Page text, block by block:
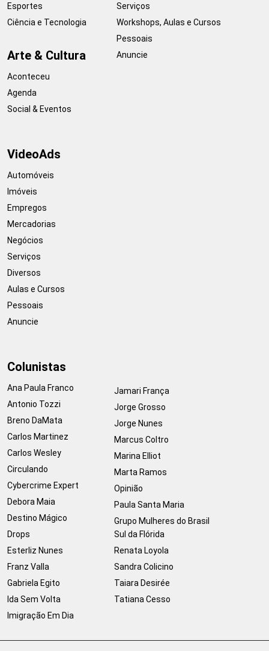
Esportes
Ciência e Tecnologia
Arte & Cultura
Aconteceu
Agenda
Social & Eventos
Serviços
Workshops, Aulas e Cursos
Pessoais
Anuncie
VideoAds
Automóveis
Imóveis
Empregos
Mercadorias
Negócios
Serviços
Diversos
Aulas e Cursos
Pessoais
Anuncie
Colunistas
Ana Paula Franco
Antonio Tozzi
Breno DaMata
Carlos Martinez
Carlos Wesley
Circulando
Cybercrime Expert
Debora Maia
Destino Mágico
Drops
Esterliz Nunes
Franz Valla
Gabriela Egito
Ida Sem Volta
Imigração Em Dia
Jamari França
Jorge Grosso
Jorge Nunes
Marcus Coltro
Marina Elliot
Marta Ramos
Opinião
Paula Santa Maria
Grupo Mulheres do Brasil
Sul da Flórida
Renata Loyola
Sandra Colicino
Taiara Desirée
Tatiana Cesso